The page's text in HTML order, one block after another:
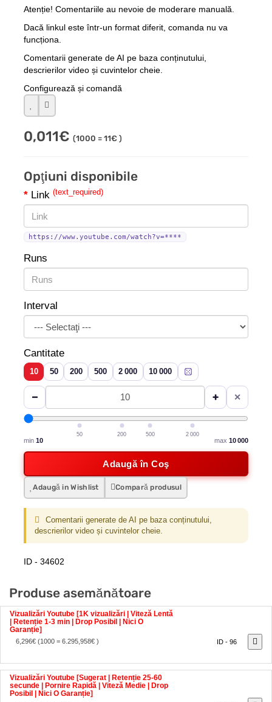
funcționa.
descrierilor video și cuvintelor cheie.
0,011€
Opţiuni disponibile
Link (text_required)
https://www.youtube.com/watch?v=****
10 50 200 500 2 000 10 000
− + ✕
50 200 500 2 000
Adaugă în Coş
Adaugă in Wishlist Compară produsul
descrierilor video și cuvintelor cheie.
Vizualizări Youtube [1K vizualizări | Viteză Lentă
| Retenție 1-3 min | Drop Posibil | Nici O
Garanție]
6,296€(1000 = 6.295,958€ )
Vizualizări Youtube [Sugerat | Retenție 25-60
secunde | Pornire Rapidă | Viteză Medie | Drop
Posibil | Nici O Garanție]
0,0016€(1000 = 1,5561€ )